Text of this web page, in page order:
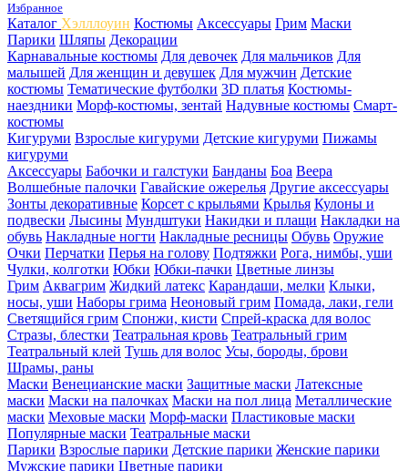
Избранное
Каталог Хэлллоуин Костюмы Аксессуары Грим Маски
Парики Шляпы Декорации
Карнавальные костюмы Для девочек Для мальчиков Для
малышей Для женщин и девушек Для мужчин Детские
костюмы Тематические футболки 3D платья Костюмы-
наездники Морф-костюмы, зентай Надувные костюмы Смарт-
костюмы
Кигуруми Взрослые кигуруми Детские кигуруми Пижамы
кигуруми
Аксессуары Бабочки и галстуки Банданы Боа Веера
Волшебные палочки Гавайские ожерелья Другие аксессуары
Зонты декоративные Корсет с крыльями Крылья Кулоны и
подвески Лысины Мундштуки Накидки и плащи Накладки на
обувь Накладные ногти Накладные ресницы Обувь Оружие
Очки Перчатки Перья на голову Подтяжки Рога, нимбы, уши
Чулки, колготки Юбки Юбки-пачки Цветные линзы
Грим Аквагрим Жидкий латекс Карандаши, мелки Клыки,
носы, уши Наборы грима Неоновый грим Помада, лаки, гели
Светящийся грим Спонжи, кисти Спрей-краска для волос
Стразы, блестки Театральная кровь Театральный грим
Театральный клей Тушь для волос Усы, бороды, брови
Шрамы, раны
Маски Венецианские маски Защитные маски Латексные
маски Маски на палочках Маски на пол лица Металлические
маски Меховые маски Морф-маски Пластиковые маски
Популярные маски Театральные маски
Парики Взрослые парики Детские парики Женские парики
Мужские парики Цветные парики